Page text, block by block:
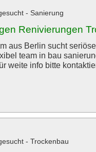
- Sanierung
Renivierungen
aus Berlin sucht
team in bau
weite info bitte
- Trockenbau